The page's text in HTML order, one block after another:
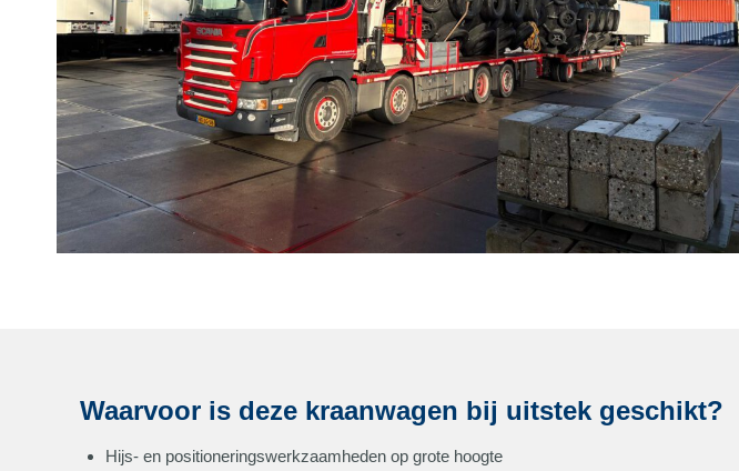
Waarvoor is deze kraanwagen bij uitstek geschikt?
Hijs- en positioneringswerkzaamheden op grote hoogte